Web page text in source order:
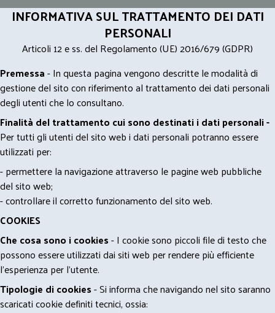
INFORMATIVA SUL TRATTAMENTO DEI DATI
PERSONALI
Articoli 12 e ss. del Regolamento (UE) 2016/679 (GDPR)
Premessa- In questa pagina vengono descritte le modalità di
gestione del sito con riferimento al trattamento dei dati personali
degli utenti che lo consultano.
Finalità del trattamento cui sono destinati i dati personali -
Per tutti gli utenti del sito web i dati personali potranno essere
utilizzati per:
- permettere la navigazione attraverso le pagine web pubbliche
del sito web;
- controllare il corretto funzionamento del sito web.
COOKIES
Che cosa sono i cookies- I cookie sono piccoli file di testo che
possono essere utilizzati dai siti web per rendere più efficiente
l'esperienza per l'utente.
Tipologie di cookies- Si informa che navigando nel sito saranno
scaricati cookie definiti tecnici, ossia: